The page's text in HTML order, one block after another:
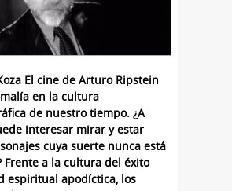
El cine de Arturo Ripstein
en la cultura
de nuestro tiempo. ¿A
interesar mirar y estar
cuya suerte nunca está
Frente a la cultura del éxito
espiritual apodíctica, los